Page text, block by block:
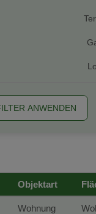
ANWENDEN
Objektart
Wohnung